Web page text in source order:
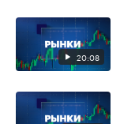
20:08